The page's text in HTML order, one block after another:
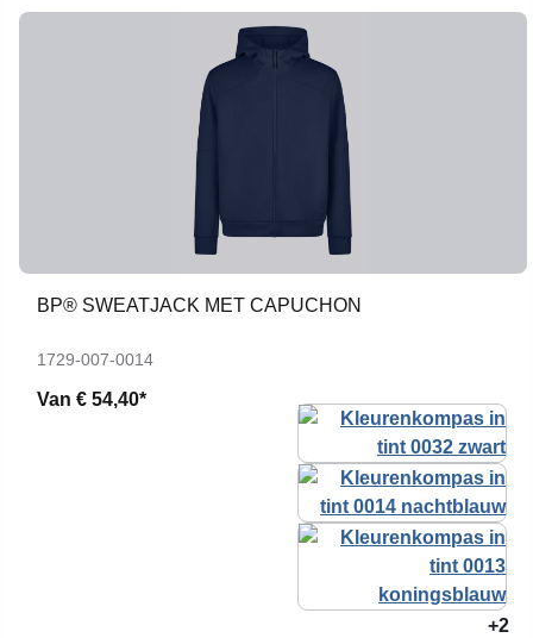
BP® SWEATJACK MET CAPUCHON
1729-007-0014
Van € 54,40*
+2